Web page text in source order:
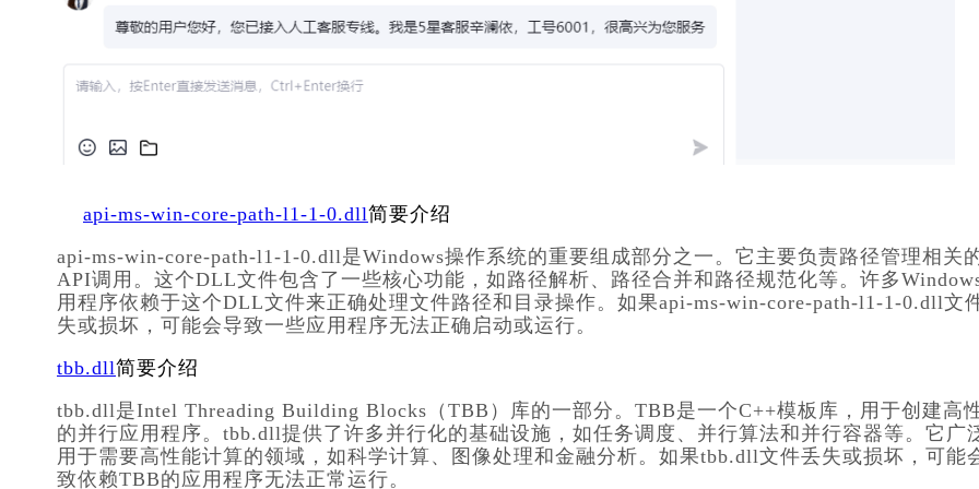
api-ms-win-core-path-l1-1-0.dll简要介绍
api-ms-win-core-path-l1-1-0.dll是Windows操作系统的重要组成部分之一。它主要负责路径管理相关
API调用。这个DLL文件包含了一些核心功能，如路径解析、路径合并和路径规范化等。许多
用程序依赖于这个DLL文件来正确处理文件路径和目录操作。如果api-ms-win-core-path-l1-1-0.dll文
失或损坏，可能会导致一些应用程序无法正确启动或运行。
tbb.dll简要介绍
tbb.dll是Intel Threading Building Blocks（TBB）库的一部分。TBB是一个C++模板库，用于创建高
的并行应用程序。tbb.dll提供了许多并行化的基础设施，如任务调度、并行算法和并行容器等。它广
用于需要高性能计算的领域，如科学计算、图像处理和金融分析。如果tbb.dll文件丢失或损坏，可能
致依赖TBB的应用程序无法正常运行。